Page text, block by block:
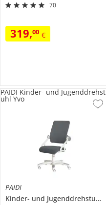
70
319,00 €
PAIDI
Kinder- und Jugenddrehstuhl
PAIDI Kinder- und Jugenddrehst
uhl Yvo